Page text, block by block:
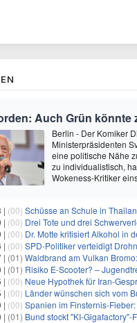
Auch Grün könnte
Berlin - Der Komiker
Ministerpräsidenten
eine politische Nähe
zu individualistisch,
Wokeness-Kritiker
| (00) Schüsse an Schule in
| (00) Drei Tote und drei
| (00) Dr. Motte kritisiert Alkohol in
| (00) SPD-Politiker verteidigt
| (01) Waldbrand am Vulkan
| (01) Risiko E-Scooter? –
| (00) Neue Hypothek für Iran-
| (00) Länder wünschen sich vom
| (00) Spanien im Finsternis-
| (01) Bund stockt "KI-